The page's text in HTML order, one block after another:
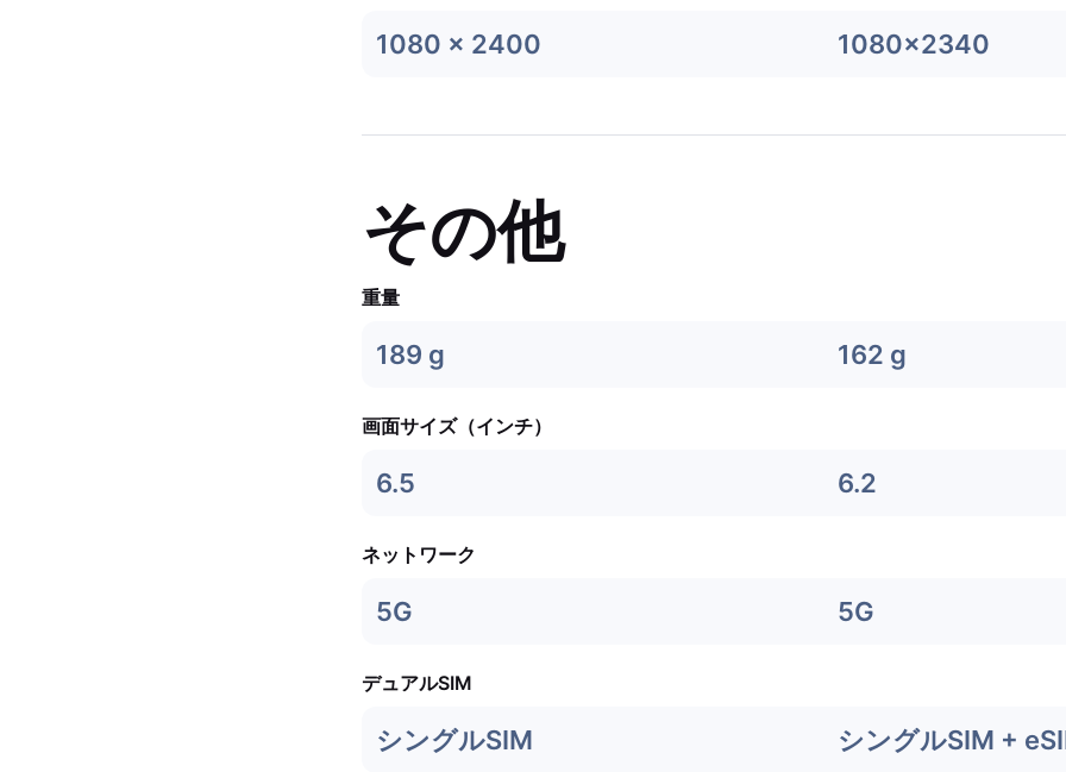
1080 x 2400 1080x2340
その他
重量
189 g 162 g
画面サイズ（インチ）
6.5 6.2
ネットワーク
5G 5G
デュアルSIM
シングルSIM シングルSIM +